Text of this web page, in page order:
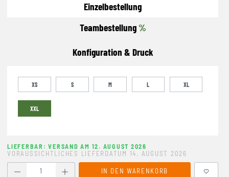
Einzelbestellung
Teambestellung %
Konfiguration & Druck
XS S M L XL
XXL
LIEFERBAR: VERSAND AM 12. AUGUST 2026
VORAUSSICHTLICHES LIEFERDATUM 14. AUGUST 2026
Produkt Anzahl: Gib den gewünschten Wert ein oder
IN DEN WARENKORB